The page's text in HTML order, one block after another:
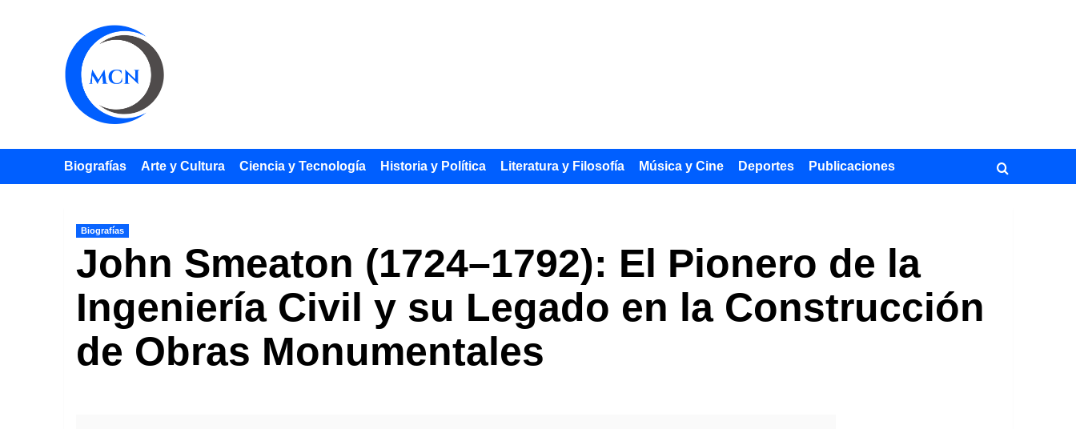
Biografías Arte y Cultura Ciencia y Tecnología Historia y Política Literatura y Filosofía Música y Cine Deportes Publicaciones
Biografías
John Smeaton (1724–1792): El Pionero de la
Ingeniería Civil y su Legado en la Construcción
de Obras Monumentales